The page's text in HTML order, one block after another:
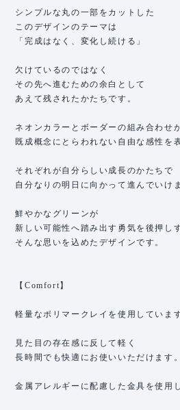
シンプルな丸の一部をカットした
このデザインのテーマは
「完成はなく、変化し続ける」
欠けているのではなく
その先へ進むための余白として
あえて残されたかたちです。
ネオンカラーとボーダーの組み合わせ
既成概念にとらわれない自由な感性を
それぞれが自分らしい成長のかたちで
自分なりの明日に向かって進んでいけ
鮮やかなグリーンが
新しい可能性へ踏み出す勇気を後押し
そんな思いを込めたデザインです。
【Comfort】
軽量なポリマークレイを使用しています
見た目の存在感に反して軽く
長時間でも快適にお使いいただけます。
金属アレルギーに配慮した金具を使用